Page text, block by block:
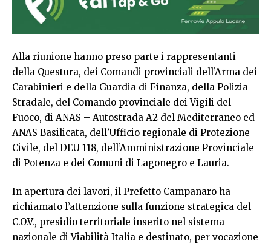
Alla riunione hanno preso parte i rappresentanti
della Questura, dei Comandi provinciali dell’Arma dei
Carabinieri e della Guardia di Finanza, della Polizia
Stradale, del Comando provinciale dei Vigili del
Fuoco, di ANAS – Autostrada A2 del Mediterraneo ed
ANAS Basilicata, dell’Ufficio regionale di Protezione
Civile, del DEU 118, dell’Amministrazione Provinciale
di Potenza e dei Comuni di Lagonegro e Lauria.
In apertura dei lavori, il Prefetto Campanaro ha
richiamato l’attenzione sulla funzione strategica del
C.O.V., presidio territoriale inserito nel sistema
nazionale di Viabilità Italia e destinato, per vocazione